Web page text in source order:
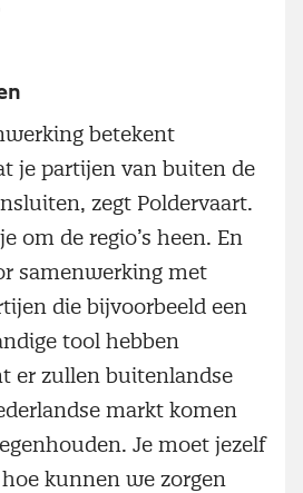
betekent
je partijen van buiten de
zegt Poldervaart.
om de regio’s heen. En
samenwerking met
die bijvoorbeeld een
tool hebben
er zullen buitenlandse
markt komen
Je moet jezelf
kunnen we zorgen